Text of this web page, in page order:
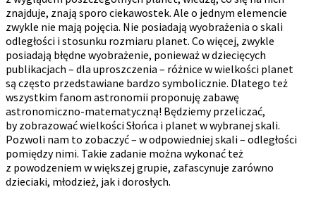
znajduje, znają sporo ciekawostek. Ale o jednym elemencie
zwykle nie mają pojęcia. Nie posiadają wyobrażenia o skali
odległości i stosunku rozmiaru planet. Co więcej, zwykle
posiadają błędne wyobrażenie, ponieważ w dziecięcych
publikacjach – dla uproszczenia – różnice w wielkości planet
są często przedstawiane bardzo symbolicznie. Dlatego też
wszystkim fanom astronomii proponuję zabawę
astronomiczno-matematyczną! Będziemy przeliczać,
by zobrazować wielkości Słońca i planet w wybranej skali.
Pozwoli nam to zobaczyć – w odpowiedniej skali – odległości
pomiędzy nimi. Takie zadanie można wykonać też
z powodzeniem w większej grupie, zafascynuje zarówno
dzieciaki, młodzież, jak i dorosłych.